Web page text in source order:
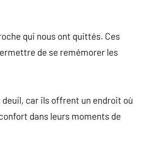
qui nous ont quittés. Ces
de se remémorer les
car ils offrent un endroit où
dans leurs moments de